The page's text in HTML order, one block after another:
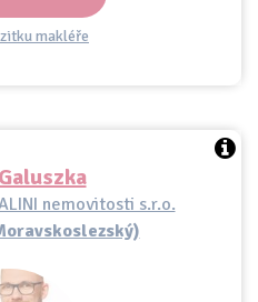
makléře
nemovitosti s.r.o.